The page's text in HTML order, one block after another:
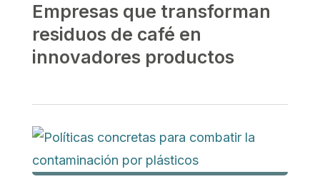
Empresas que transforman
residuos de café en
innovadores productos